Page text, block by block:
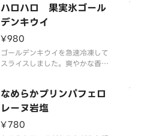
ハロハロ 果実氷ゴール
デンキウイ
¥980
ゴールデンキウイを急速冷凍して
スライスしました。爽やかな香り
なめらかプリンパフェロ
レーヌ岩塩
¥780